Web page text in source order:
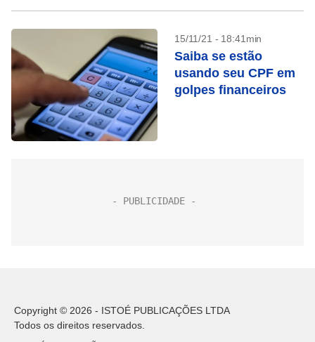
15/11/21 - 18:41min
Saiba se estão
usando seu CPF em
golpes financeiros
Copyright © 2026 - ISTOÉ PUBLICAÇÕES LTDA
Todos os direitos reservados.